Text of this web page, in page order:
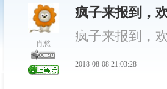
肖愁
疯子来报到，
疯子来报到，
2018-08-08 21:03:28